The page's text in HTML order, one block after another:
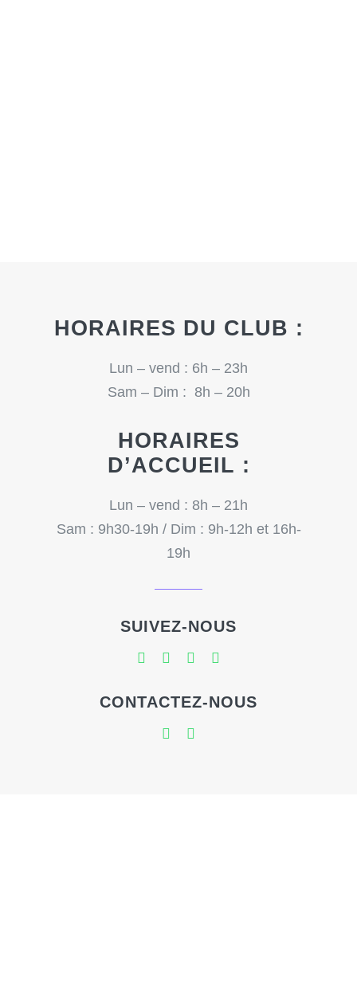
HORAIRES DU CLUB :
Lun – vend : 6h – 23h
Sam – Dim : 8h – 20h
HORAIRES
D’ACCUEIL :
Lun – vend : 8h – 21h
Sam : 9h30-19h / Dim : 9h-12h et 16h-
19h
SUIVEZ-NOUS
CONTACTEZ-NOUS